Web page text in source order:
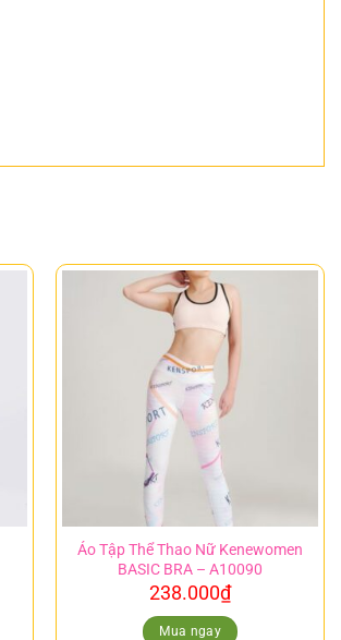
Áo Tập Thể Thao Nữ Kenewomen
BASIC BRA – A10090
238.000₫
Mua ngay